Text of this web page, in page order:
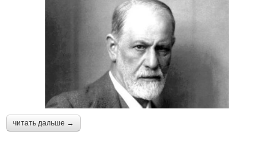
читать дальше →